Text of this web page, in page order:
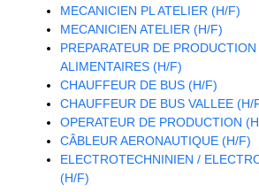
MECANICIEN PL ATELIER (H/F)
MECANICIEN ATELIER (H/F)
PREPARATEUR DE
ALIMENTAIRES (H/F)
CHAUFFEUR DE BUS (H/F)
CHAUFFEUR DE BUS VALLEE (H/
OPERATEUR DE PRODUCTION
CÂBLEUR AERONAUTIQUE (H/F)
ELECTROTECHNINIEN /
(H/F)